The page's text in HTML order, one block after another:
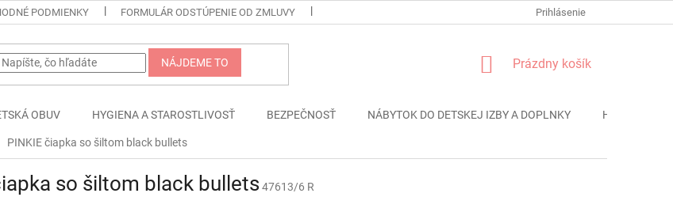
PODMIENKY FORMULÁR ODSTÚPENIE OD ZMLUVY PODMIENKY OCHRANY OSOBNÝCH
Prihlásenie
NÁJDEME TO
NÁKUPNÝ
Prázdny košík
OBUV HYGIENA A STAROSTLIVOSŤ BEZPEČNOSŤ NÁBYTOK DO DETSKEJ IZBY A DOPLNKY HRAČKY
PINKIE čiapka so šiltom black bullets
so šiltom black bullets 47613/6 R